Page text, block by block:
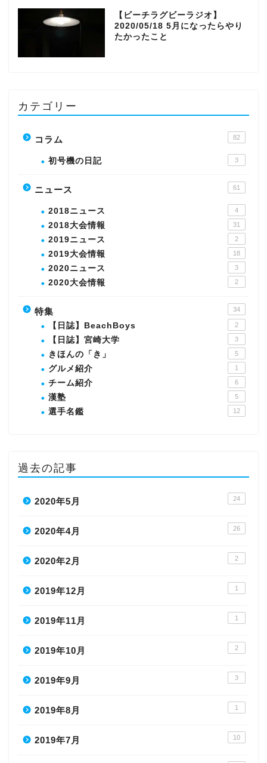
【ビーチラグビーラジオ】
2020/05/18 5月になったらやり
たかったこと
カテゴリー
コラム 82
初号機の日記 3
ニュース 61
2018ニュース 4
2018大会情報 31
2019ニュース 2
2019大会情報 18
2020ニュース 3
2020大会情報 2
特集 34
【日誌】BeachBoys 2
【日誌】宮崎大学 3
きほんの「き」 5
グルメ紹介 1
チーム紹介 6
漢塾 5
選手名鑑 12
過去の記事
2020年5月 24
2020年4月 26
2020年2月 2
2019年12月 1
2019年11月 1
2019年10月 2
2019年9月 3
2019年8月 1
2019年7月 10